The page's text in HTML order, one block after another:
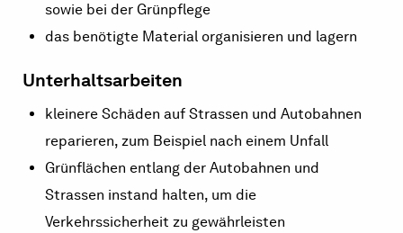
sowie bei der Grünpflege
das benötigte Material organisieren und lagern
Unterhaltsarbeiten
kleinere Schäden auf Strassen und Autobahnen
reparieren, zum Beispiel nach einem Unfall
Grünflächen entlang der Autobahnen und
Strassen instand halten, um die
Verkehrssicherheit zu gewährleisten